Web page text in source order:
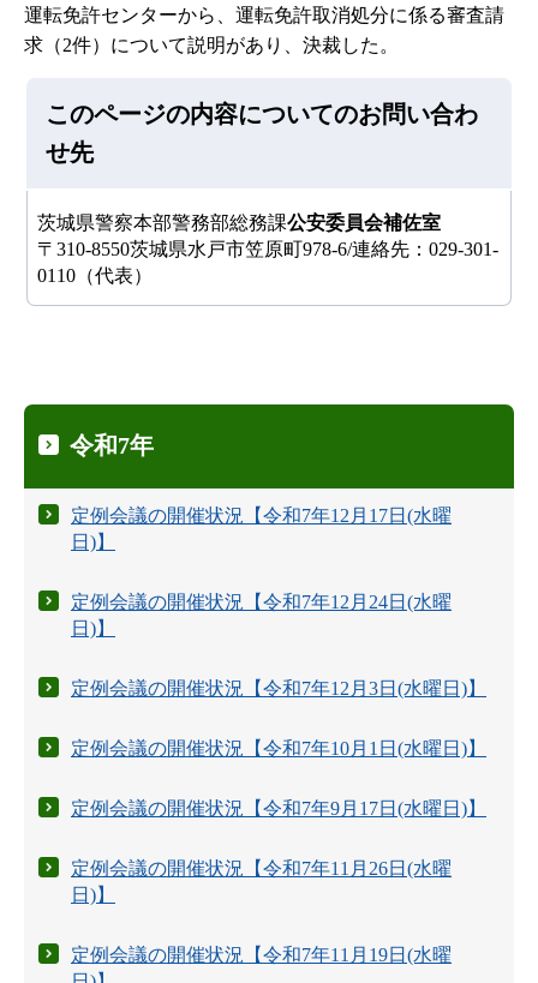
運転免許センターから、運転免許取消処分に係る審査請
求（2件）について説明があり、決裁した。
このページの内容についてのお問い合わ
せ先
茨城県警察本部警務部総務課公安委員会補佐室
〒310-8550茨城県水戸市笠原町978-6/連絡先：029-301-
0110（代表）
令和7年
定例会議の開催状況【令和7年12月17日(水曜
日)】
定例会議の開催状況【令和7年12月24日(水曜
日)】
定例会議の開催状況【令和7年12月3日(水曜日)】
定例会議の開催状況【令和7年10月1日(水曜日)】
定例会議の開催状況【令和7年9月17日(水曜日)】
定例会議の開催状況【令和7年11月26日(水曜
日)】
定例会議の開催状況【令和7年11月19日(水曜